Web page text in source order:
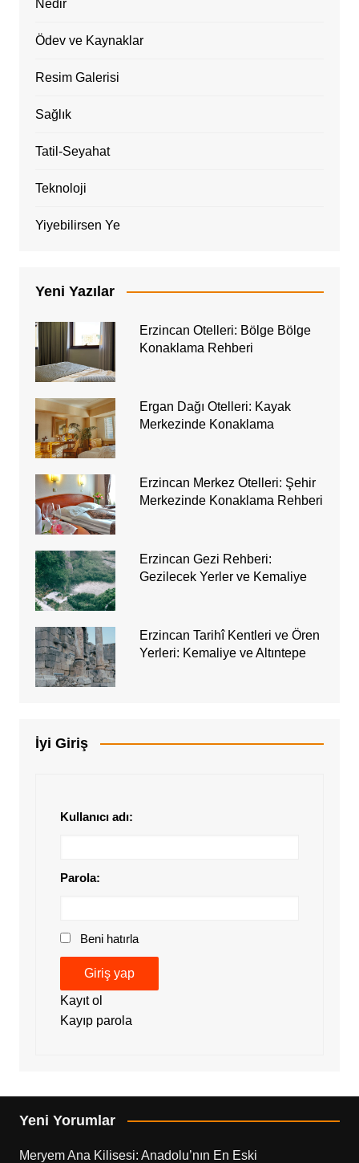
Nedir
Ödev ve Kaynaklar
Resim Galerisi
Sağlık
Tatil-Seyahat
Teknoloji
Yiyebilirsen Ye
Yeni Yazılar
Erzincan Otelleri: Bölge Bölge
Konaklama Rehberi
Ergan Dağı Otelleri: Kayak
Merkezinde Konaklama
Erzincan Merkez Otelleri: Şehir
Merkezinde Konaklama Rehberi
Erzincan Gezi Rehberi:
Gezilecek Yerler ve Kemaliye
Erzincan Tarihî Kentleri ve Ören
Yerleri: Kemaliye ve Altıntepe
İyi Giriş
Kullanıcı adı:
Parola:
Beni hatırla
Giriş yap
Kayıt ol
Kayıp parola
Yeni Yorumlar
Meryem Ana Kilisesi: Anadolu’nın En Eski